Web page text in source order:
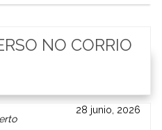
NO CORRIO
link
28 junio, 2026